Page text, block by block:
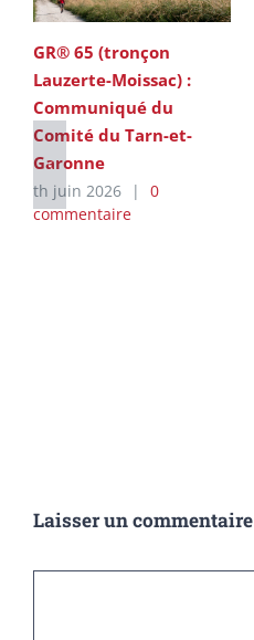
GR® 65 (tronçon
Lauzerte-Moissac) :
Communiqué du
Comité du Tarn-et-
Garonne
th juin 2026 |
0
commentaire
Laisser un commentaire